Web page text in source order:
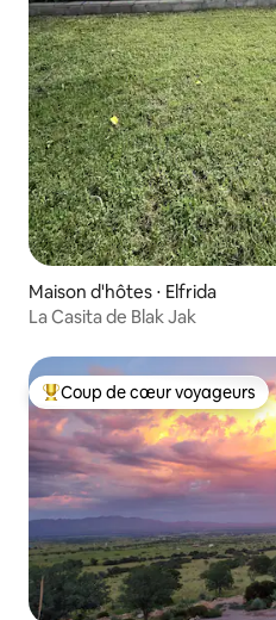
Maison d'hôtes ⋅ Elfrida
La Casita de Blak Jak
Coups de cœur voyageurs les
Coup de cœur voyageurs